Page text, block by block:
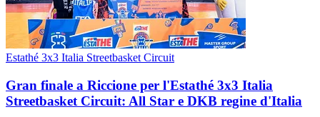
Estathé 3x3 Italia Streetbasket Circuit
Gran finale a Riccione per l'Estathé 3x3 Italia
Streetbasket Circuit: All Star e DKB regine d'Italia